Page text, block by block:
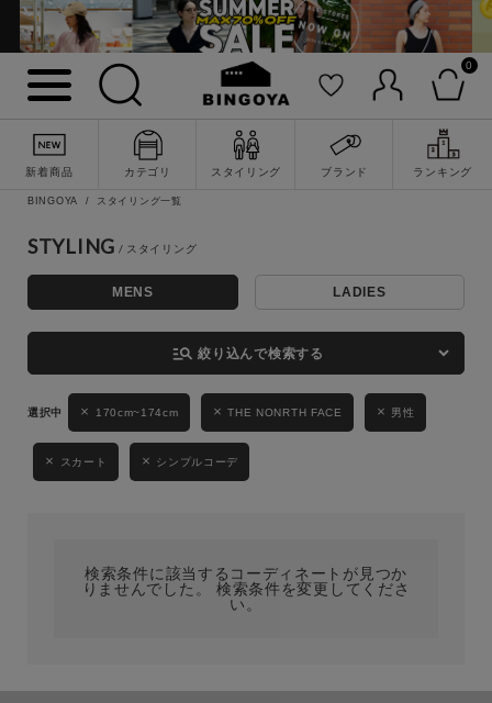
0
新着商品 カテゴリ スタイリング ブランド ランキング
詳細検索
キーワード
性別
MENS LADIES KIDS
ブランド
BINGOYA スタイリング一覧
STYLING
MENS LADIES
manage_search 絞り込んで検索する
170cm~174cm THE NONRTH FACE 男性
スカート シンプルコーデ
検索条件に該当するコーディネートが見つか
りませんでした。 検索条件を変更してくださ
い。